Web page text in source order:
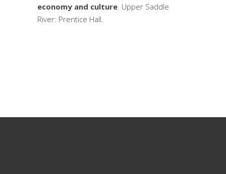
economy and culture. Upper Saddle
River: Prentice Hall.